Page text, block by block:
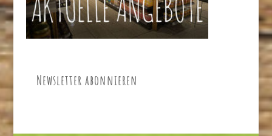
Newsletter abonnieren